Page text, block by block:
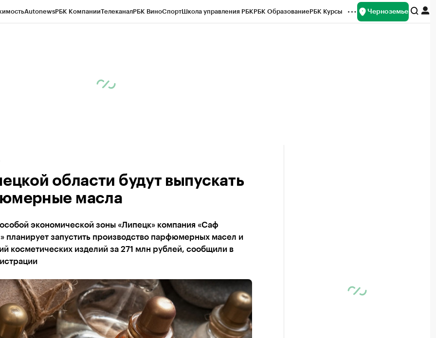
AutonewsРБК КомпанииТелеканалРБК ВиноСпортШкола управления РБКРБК ОбразованиеРБК Курсы Черноземье
области будут выпускать
масла
экономической зоны «Липецк» компания «Саф
планирует запустить производство парфюмерных масел и
косметических изделий за 271 млн рублей, сообщили в